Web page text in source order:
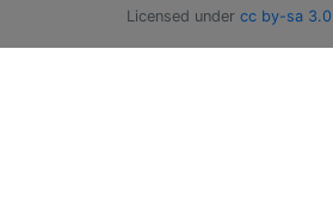
Licensed under cc by-sa 3.0